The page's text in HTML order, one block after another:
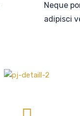
Neque
adipisci